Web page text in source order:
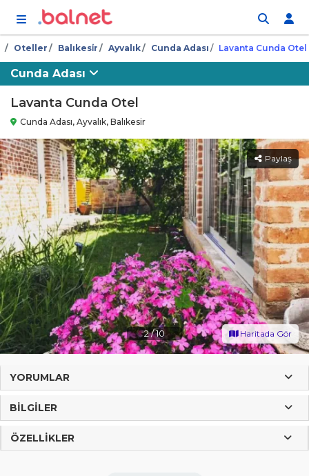
Oteller Balıkesi̇r Ayvalık Cunda Adası Lavanta Cunda Otel
Cunda Adası
Lavanta Cunda Otel
Cunda Adası, Ayvalık, Balıkesir
2/10
Paylaş
Haritada Gör
YORUMLAR
BILGILER
ÖZELLIKLER